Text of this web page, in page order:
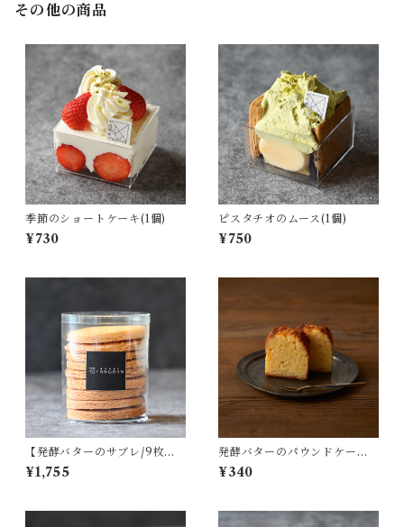
その他の商品
季節のショートケーキ(1個)
¥730
ピスタチオのムース(1個)
¥750
【発酵バターのサブレ/9枚
入】バニラ
¥1,755
発酵バターのパウンドケーキ
(沖縄きび砂糖) /1カット
¥340